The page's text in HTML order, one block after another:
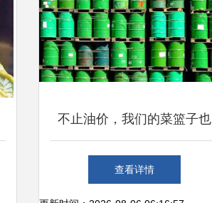
不止油价，我们的菜篮子也
在“反击”中——美伊局势下的
查看详情